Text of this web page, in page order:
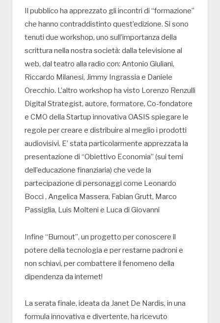
Il pubblico ha apprezzato gli incontri di “formazione”
che hanno contraddistinto quest’edizione. Si sono
tenuti due workshop, uno sull’importanza della
scrittura nella nostra società: dalla televisione al
web, dal teatro alla radio con: Antonio Giuliani,
Riccardo Milanesi, Jimmy Ingrassia e Daniele
Orecchio. L’altro workshop ha visto Lorenzo Renzulli
Digital Strategist, autore, formatore, Co-fondatore
e CMO della Startup innovativa OASIS spiegare le
regole per creare e distribuire al meglio i prodotti
audiovisivi. E’ stata particolarmente apprezzata la
presentazione di “Obiettivo Economia” (sui temi
dell’educazione finanziaria) che vede la
partecipazione di personaggi come Leonardo
Bocci , Angelica Massera, Fabian Grutt, Marco
Passiglia, Luis Molteni e Luca di Giovanni
Infine “Burnout”, un progetto per conoscere il
potere della tecnologia e per restarne padroni e
non schiavi, per combattere il fenomeno della
dipendenza da internet!
La serata finale, ideata da Janet De Nardis, in una
formula innovativa e divertente, ha ricevuto